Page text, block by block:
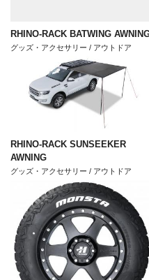
RHINO-RACK BATWING
グッズ・アクセサリー / アウトドア
RHINO-RACK SUNSEEKER
AWNING
グッズ・アクセサリー / アウトドア